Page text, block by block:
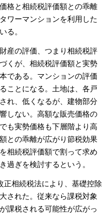
格と相続税評価額との乖離
ワーマンションを利用した
る。
産の評価、つまり相続税評
くが、相続税評価額と実勢
である。マンションの評価
ことになる。土地は、各戸
れ、低くなるが、建物部分
しない。高額な販売価格の
も実勢価格も下層階より高
との乖離が広がり節税効果
相続税評価額で割って求め
過ぎを検討するという。
相続税法により、基礎控除
された。従来なら課税対象
課税される可能性が広がっ